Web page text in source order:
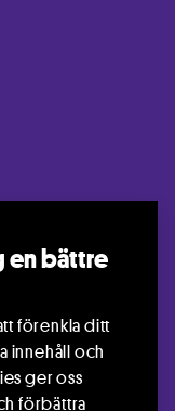
en bättre
förenkla ditt
innehåll och
ger oss
förbättra